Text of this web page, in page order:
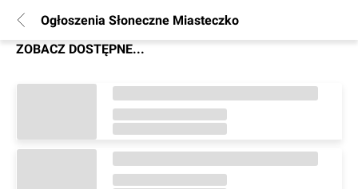
Ogłoszenia Słoneczne Miasteczko
ZOBACZ DOSTĘPNE...